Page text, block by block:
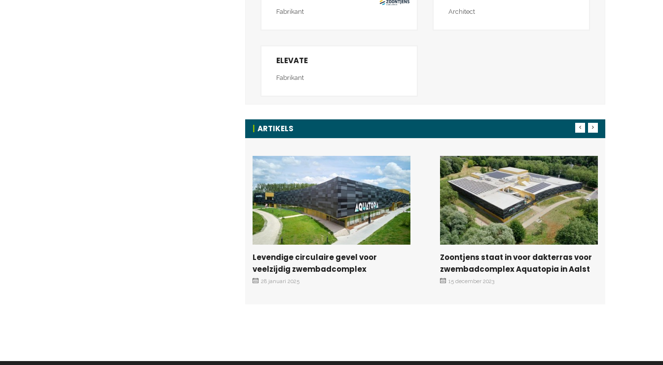
Fabrikant Architect
ELEVATE
Fabrikant
ARTIKELS
Levendige circulaire gevel voor
veelzijdig zwembadcomplex
28 januari 2025
Zoontjens staat in voor dakterras voor
zwembadcomplex Aquatopia in Aalst
15 december 2023